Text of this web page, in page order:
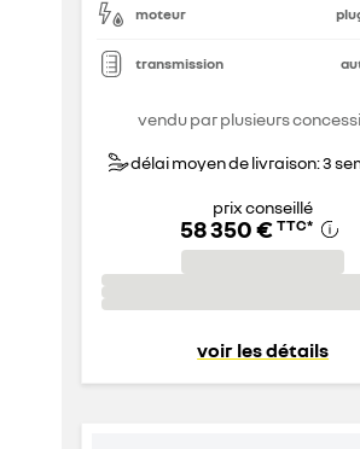
moteur
transmission
vendu par plusieurs
délai moyen de livraison: 3
prix conseillé
58 350 € TTC*
voir les détails